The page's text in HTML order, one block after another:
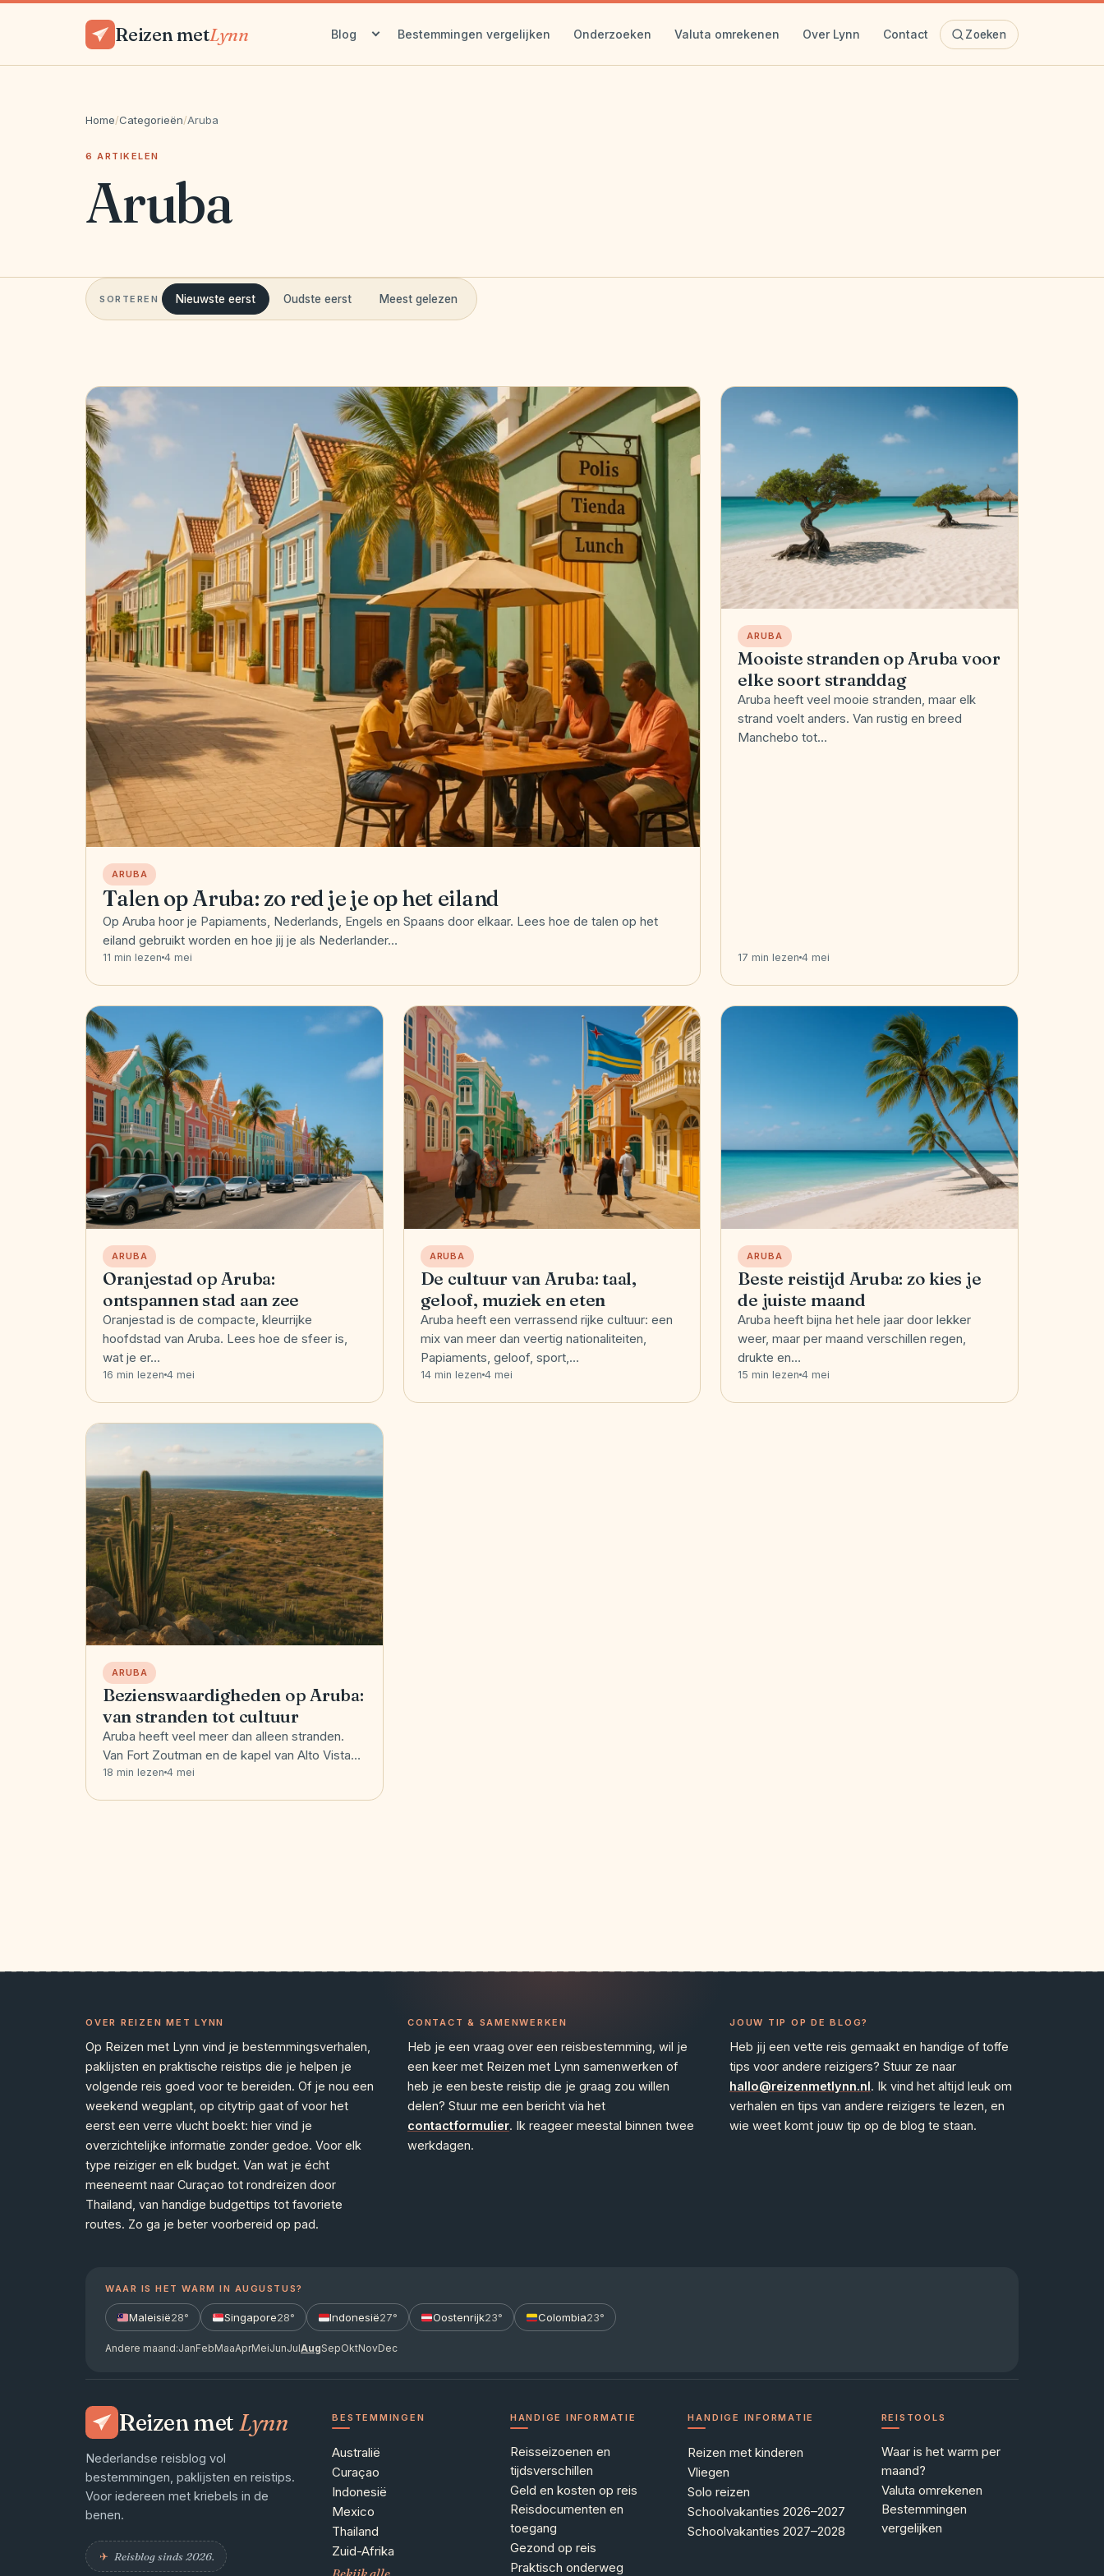
Reizen metLynn Blog Bestemmingen vergelijken Onderzoeken Valuta omrekenen Over Lynn Contact Zoeken
Home/Categorieën/Aruba
6 ARTIKELEN
Aruba
SORTEREN Nieuwste eerst Oudste eerst Meest gelezen
ARUBA
Talen op Aruba: zo red je je op het eiland
Op Aruba hoor je Papiaments, Nederlands, Engels en Spaans door elkaar. Lees hoe de talen op het
eiland gebruikt worden en hoe jij je als Nederlander…
11 min lezen 4 mei
ARUBA
Mooiste stranden op Aruba voor
elke soort stranddag
Aruba heeft veel mooie stranden, maar elk
strand voelt anders. Van rustig en breed
Manchebo tot…
17 min lezen 4 mei
ARUBA
Oranjestad op Aruba:
ontspannen stad aan zee
Oranjestad is de compacte, kleurrijke
hoofdstad van Aruba. Lees hoe de sfeer is,
wat je er…
16 min lezen 4 mei
ARUBA
De cultuur van Aruba: taal,
geloof, muziek en eten
Aruba heeft een verrassend rijke cultuur: een
mix van meer dan veertig nationaliteiten,
Papiaments, geloof, sport,…
14 min lezen 4 mei
ARUBA
Beste reistijd Aruba: zo kies je
de juiste maand
Aruba heeft bijna het hele jaar door lekker
weer, maar per maand verschillen regen,
drukte en…
15 min lezen 4 mei
ARUBA
Bezienswaardigheden op Aruba:
van stranden tot cultuur
Aruba heeft veel meer dan alleen stranden.
Van Fort Zoutman en de kapel van Alto Vista…
18 min lezen 4 mei
OVER REIZEN MET LYNN
Op Reizen met Lynn vind je bestemmingsverhalen,
paklijsten en praktische reistips die je helpen je
volgende reis goed voor te bereiden. Of je nou een
weekend wegplant, op citytrip gaat of voor het
eerst een verre vlucht boekt: hier vind je
overzichtelijke informatie zonder gedoe. Voor elk
type reiziger en elk budget. Van wat je écht
meeneemt naar Curaçao tot rondreizen door
Thailand, van handige budgettips tot favoriete
routes. Zo ga je beter voorbereid op pad.
CONTACT & SAMENWERKEN
Heb je een vraag over een reisbestemming, wil je
een keer met Reizen met Lynn samenwerken of
heb je een beste reistip die je graag zou willen
delen? Stuur me een bericht via het
contactformulier. Ik reageer meestal binnen twee
werkdagen.
JOUW TIP OP DE BLOG?
Heb jij een vette reis gemaakt en handige of toffe
tips voor andere reizigers? Stuur ze naar
hallo@reizenmetlynn.nl . Ik vind het altijd leuk om
verhalen en tips van andere reizigers te lezen, en
wie weet komt jouw tip op de blog te staan.
WAAR IS HET WARM IN AUGUSTUS?
Maleisië28° Singapore28° Indonesië27° Oostenrijk23° Colombia23°
Andere maand:JanFebMaaAprMeiJunJulAugSepOktNovDec
Reizen met Lynn
Nederlandse reisblog vol
bestemmingen, paklijsten en reistips.
Voor iedereen met kriebels in de
benen.
✈︎ Reisblog sinds 2026.
BESTEMMINGEN
Australië
Curaçao
Indonesië
Mexico
Thailand
Zuid-Afrika
HANDIGE INFORMATIE
Reisseizoenen en
tijdsverschillen
Geld en kosten op reis
Reisdocumenten en
toegang
Gezond op reis
Praktisch onderweg
HANDIGE INFORMATIE
Reizen met kinderen
Vliegen
Solo reizen
Schoolvakanties 2026–2027
Schoolvakanties 2027–2028
REISTOOLS
Waar is het warm per
maand?
Valuta omrekenen
Bestemmingen
vergelijken